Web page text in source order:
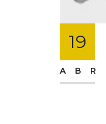
19
ABR